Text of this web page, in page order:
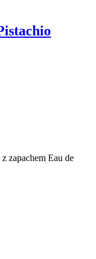
zapachem Eau de